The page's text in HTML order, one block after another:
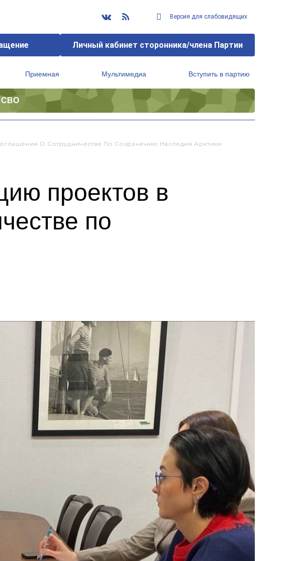
Версия для слабовидящих
Личный кабинет сторонника/члена Партии
Приемная Мультимедиа Вступить в партию
СВО
О Сотрудничестве По Сохранению Наследия Арктики
проектов в
по